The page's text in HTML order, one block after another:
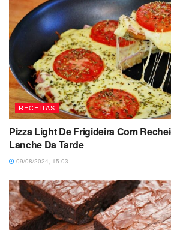
RECEITAS
Pizza Light De Frigideira Com
Lanche Da Tarde
09/08/2024, 15:03